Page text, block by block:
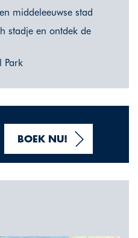
middeleeuwse stad
stadje en ontdek de
Park
BOEK NU!